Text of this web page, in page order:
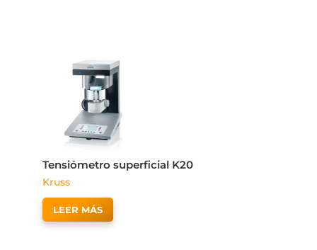
Tensiómetro superficial K20
Kruss
LEER MÁS